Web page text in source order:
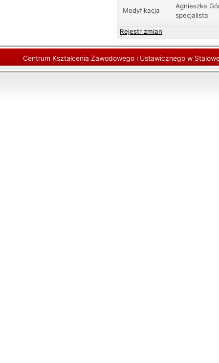
Modyfikacja
Agnieszka
specjalista
Rejestr zmian
Centrum Kształcenia Zawodowego i Ustawicznego w